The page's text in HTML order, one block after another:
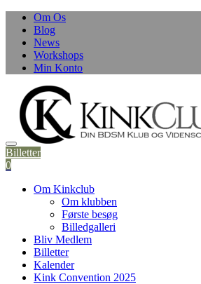
Om Os
Blog
News
Workshops
Min Konto
Billetter
0
Om Kinkclub
Om klubben
Første besøg
Billedgalleri
Bliv Medlem
Billetter
Kalender
Kink Convention 2025